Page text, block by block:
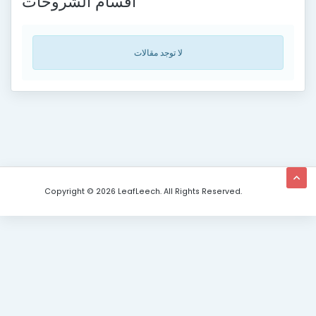
لا توجد مقالات
Copyright © 2026 LeafLeech. All Rights Reserved.